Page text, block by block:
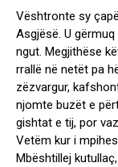
Vështronte sy
Asgjësë. U
ngut. Megjithëse
rrallë në netët pa
zëzvargur,
njomte buzët e
gishtat e tij, por
Vetëm kur i
Mbështillej